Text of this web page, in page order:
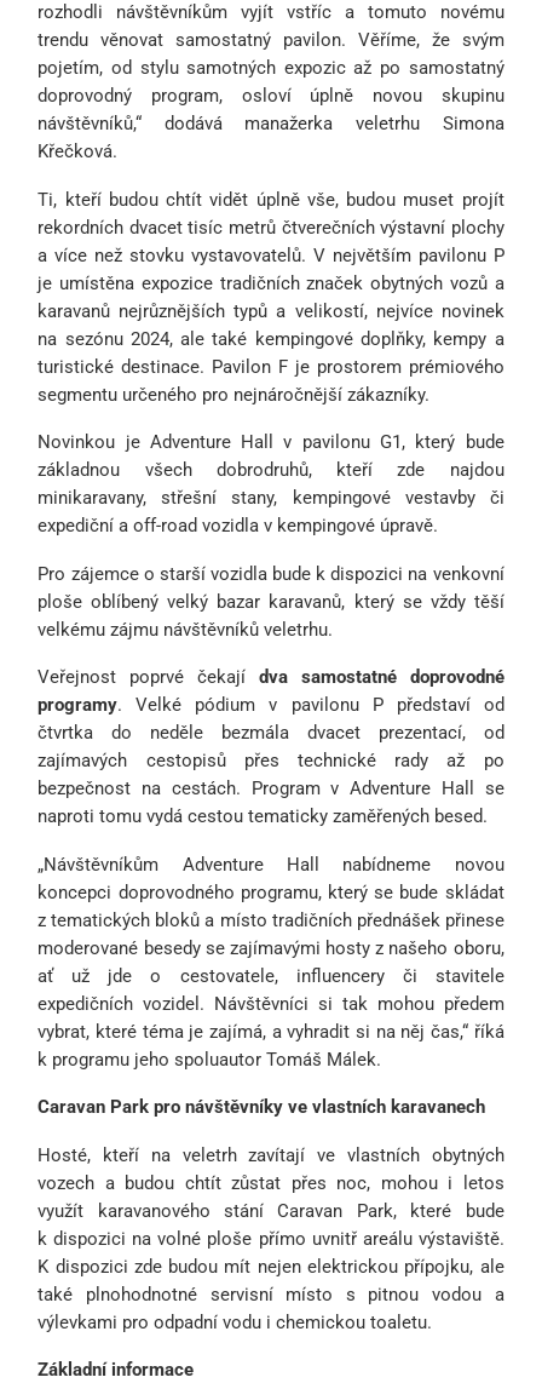
rozhodli návštěvníkům vyjít vstříc a tomuto novému
trendu věnovat samostatný pavilon. Věříme, že svým
pojetím, od stylu samotných expozic až po samostatný
doprovodný program, osloví úplně novou skupinu
návštěvníků,“ dodává manažerka veletrhu Simona
Křečková.
Ti, kteří budou chtít vidět úplně vše, budou muset projít
rekordních dvacet tisíc metrů čtverečních výstavní plochy
a více než stovku vystavovatelů. V největším pavilonu P
je umístěna expozice tradičních značek obytných vozů a
karavanů nejrůznějších typů a velikostí, nejvíce novinek
na sezónu 2024, ale také kempingové doplňky, kempy a
turistické destinace. Pavilon F je prostorem prémiového
segmentu určeného pro nejnáročnější zákazníky.
Novinkou je Adventure Hall v pavilonu G1, který bude
základnou všech dobrodruhů, kteří zde najdou
minikaravany, střešní stany, kempingové vestavby či
expediční a off-road vozidla v kempingové úpravě.
Pro zájemce o starší vozidla bude k dispozici na venkovní
ploše oblíbený velký bazar karavanů, který se vždy těší
velkému zájmu návštěvníků veletrhu.
Veřejnost poprvé čekají dva samostatné doprovodné
programy. Velké pódium v pavilonu P představí od
čtvrtka do neděle bezmála dvacet prezentací, od
zajímavých cestopisů přes technické rady až po
bezpečnost na cestách. Program v Adventure Hall se
naproti tomu vydá cestou tematicky zaměřených besed.
„Návštěvníkům Adventure Hall nabídneme novou
koncepci doprovodného programu, který se bude skládat
z tematických bloků a místo tradičních přednášek přinese
moderované besedy se zajímavými hosty z našeho oboru,
ať už jde o cestovatele, influencery či stavitele
expedičních vozidel. Návštěvníci si tak mohou předem
vybrat, které téma je zajímá, a vyhradit si na něj čas,“ říká
k programu jeho spoluautor Tomáš Málek.
Caravan Park pro návštěvníky ve vlastních karavanech
Hosté, kteří na veletrh zavítají ve vlastních obytných
vozech a budou chtít zůstat přes noc, mohou i letos
využít karavanového stání Caravan Park, které bude
k dispozici na volné ploše přímo uvnitř areálu výstaviště.
K dispozici zde budou mít nejen elektrickou přípojku, ale
také plnohodnotné servisní místo s pitnou vodou a
výlevkami pro odpadní vodu i chemickou toaletu.
Základní informace